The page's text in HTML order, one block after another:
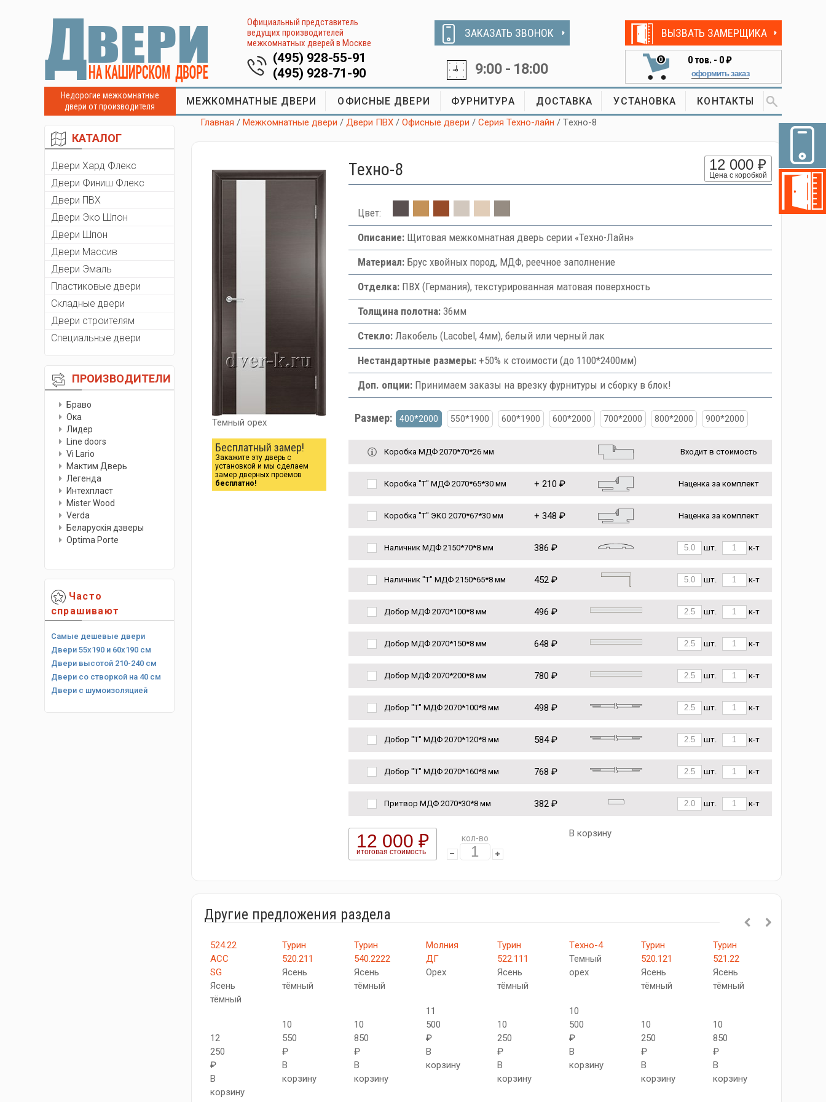
Официальный представитель
ведущих производителей
межкомнатных дверей в Москве
(495) 928-55-91
(495) 928-71-90
ЗАКАЗАТЬ ЗВОНОК
9:00 - 18:00
ВЫЗВАТЬ ЗАМЕРЩИКА
0 0тов. - 0 ₽
оформить заказ
Недорогие межкомнатные
двери от производителя
МЕЖКОМНАТНЫЕ ДВЕРИ ОФИСНЫЕ ДВЕРИ ФУРНИТУРА ДОСТАВКА УСТАНОВКА КОНТАКТЫ
КАТАЛОГ
Двери Хард Флекс
Двери Финиш Флекс
Двери ПВХ
Двери Эко Шпон
Двери Шпон
Двери Массив
Двери Эмаль
Пластиковые двери
Складные двери
Двери строителям
Специальные двери
ПРОИЗВОДИТЕЛИ
Браво
Ока
Лидер
Line doors
Vi Lario
Мактим Дверь
Легенда
Интехпласт
Мister Wood
Verda
Беларускiя дзверы
Optima Porte
Часто
спрашивают
Самые дешевые двери
Двери 55х190 и 60х190 см
Двери высотой 210-240 см
Двери со створкой на 40 см
Двери с шумоизоляцией
Главная /Межкомнатные двери /Двери ПВХ /Офисные двери /Серия Техно-лайн / Tехно-8
Темный орех
Бесплатный замер!
Закажите эту дверь с
установкой и мы сделаем
замер дверных проёмов
бесплатно!
Tехно-8 12 000 ₽
Цена с коробкой
Цвет:
Описание:Щитовая межкомнатная дверь серии «Техно-Лайн»
Материал:Брус хвойных пород, МДФ, реечное заполнение
Отделка:ПВХ (Германия), текстурированная матовая поверхность
Толщина полотна:36мм
Стекло:Лакобель (Lacobel, 4мм), белый или черный лак
Нестандартные размеры:+50% к стоимости (до 1100*2400мм)
Доп. опции:Принимаем заказы на врезку фурнитуры и сборку в блок!
Размер: 400*2000 550*1900 600*1900 600*2000 700*2000 800*2000 900*2000
Коробка МДФ 2070*70*26 мм Входит в стоимость
Коробка "Т" МДФ 2070*65*30 мм + 210 ₽ Наценка за комплект
Коробка "Т" ЭКО 2070*67*30 мм + 348 ₽ Наценка за комплект
Наличник МДФ 2150*70*8 мм 386 ₽ шт. к-т
Наличник "Т" МДФ 2150*65*8 мм 452 ₽ шт. к-т
Добор МДФ 2070*100*8 мм 496 ₽ шт. к-т
Добор МДФ 2070*150*8 мм 648 ₽ шт. к-т
Добор МДФ 2070*200*8 мм 780 ₽ шт. к-т
Добор "Т" МДФ 2070*100*8 мм 498 ₽ шт. к-т
Добор "Т" МДФ 2070*120*8 мм 584 ₽ шт. к-т
Добор "Т" МДФ 2070*160*8 мм 768 ₽ шт. к-т
Притвор МДФ 2070*30*8 мм 382 ₽ шт. к-т
12 000 ₽
итоговая стоимость
кол-во В корзину
Другие предложения раздела
524.22
АСС
SG
Ясень
тёмный
12
250
₽
В
корзину
Турин
520.211
Ясень
тёмный
10
550
₽
В
корзину
Турин
540.2222
Ясень
тёмный
10
850
₽
В
корзину
Молния
ДГ
Орех
11
500
₽
В
корзину
Турин
522.111
Ясень
тёмный
10
250
₽
В
корзину
Tехно-4
Темный
орех
10
500
₽
В
корзину
Турин
520.121
Ясень
тёмный
10
250
₽
В
корзину
Турин
521.22
Ясень
тёмный
10
850
₽
В
корзину